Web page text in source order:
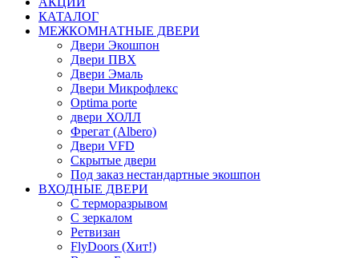
КАТАЛОГ
МЕЖКОМНАТНЫЕ ДВЕРИ
Двери Экошпон
Двери ПВХ
Двери Эмаль
Двери Микрофлекс
Optima porte
двери ХОЛЛ
Фрегат (Albero)
Двери VFD
Скрытые двери
Под заказ нестандартные экошпон
ВХОДНЫЕ ДВЕРИ
С терморазрывом
С зеркалом
Ретвизан
FlyDoors (Хит!)